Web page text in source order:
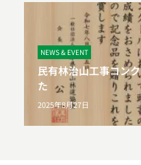
NEWS & EVENT
民有林治山工事コン
た
2025年8月27日